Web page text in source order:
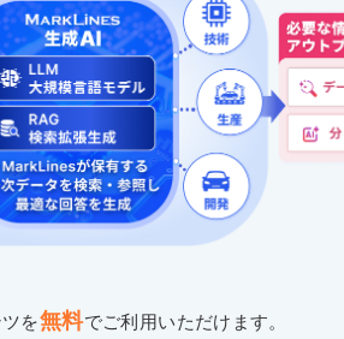
を無料でご利用いただけます。